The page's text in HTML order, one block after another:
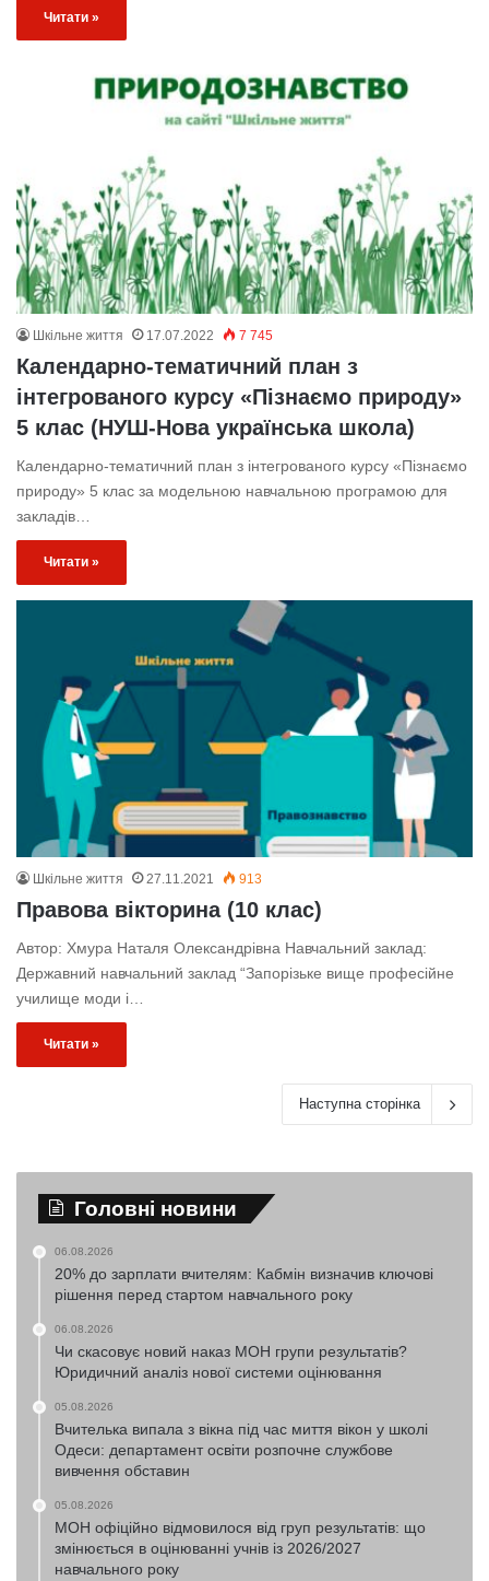
Читати »
Шкільне життя 17.07.2022 7 745
Календарно-тематичний план з
інтегрованого курсу «Пізнаємо природу»
5 клас (НУШ-Нова українська школа)
Календарно-тематичний план з інтегрованого курсу «Пізнаємо
природу» 5 клас за модельною навчальною програмою для
закладів…
Читати »
Шкільне життя 27.11.2021 913
Правова вікторина (10 клас)
Автор: Хмура Наталя Олександрівна Навчальний заклад:
Державний навчальний заклад “Запорізьке вище професійне
училище моди і…
Читати »
Наступна сторінка
Головні новини
06.08.2026
20% до зарплати вчителям: Кабмін визначив ключові
рішення перед стартом навчального року
06.08.2026
Чи скасовує новий наказ МОН групи результатів?
Юридичний аналіз нової системи оцінювання
05.08.2026
Вчителька випала з вікна під час миття вікон у школі
Одеси: департамент освіти розпочне службове
вивчення обставин
05.08.2026
МОН офіційно відмовилося від груп результатів: що
змінюється в оцінюванні учнів із 2026/2027
навчального року